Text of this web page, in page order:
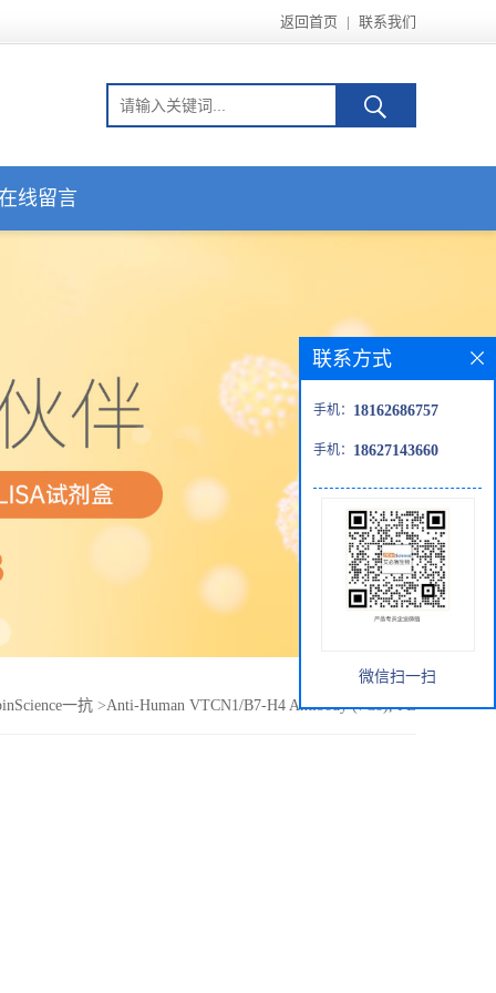
返回首页 | 联系我们
线留言
一抗 >Anti-Human VTCN1/B7-H4 Antibody (7C8), PE
联系方式
手机： 18162686757
手机： 18627143660
微信扫一扫